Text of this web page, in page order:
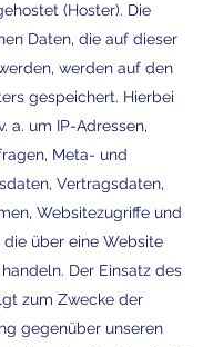
(Hoster). Die
Daten, die auf dieser
werden auf den
gespeichert. Hierbei
a. um IP-Adressen,
Meta- und
Vertragsdaten,
Websitezugriffe und
die über eine Website
Der Einsatz des
zum Zwecke der
gegenüber unseren